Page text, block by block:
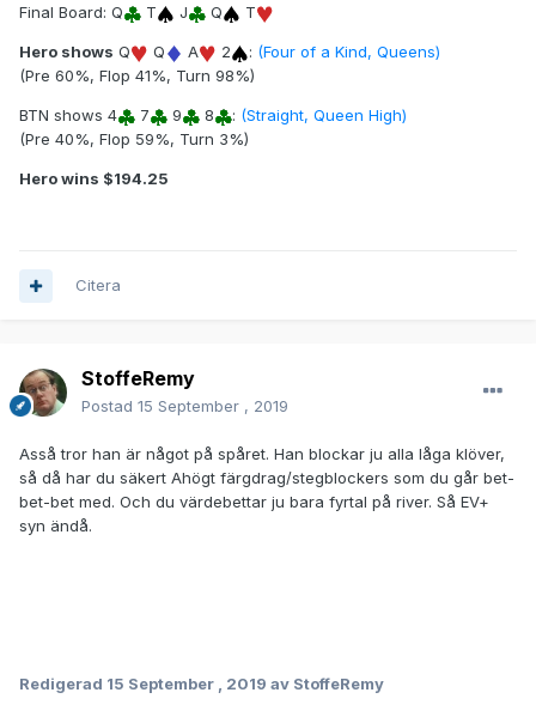
Final Board: Q
T J Q T
Hero shows Q Q A 2 : (Four of a Kind, Queens)
(Pre 60%, Flop 41%, Turn 98%)
BTN shows 4 7 9 8 : (Straight, Queen High)
(Pre 40%, Flop 59%, Turn 3%)
Hero wins $194.25
Citera
StoffeRemy
Postad 15 September , 2019
Asså tror han är något på spåret. Han blockar ju alla låga klöver,
så då har du säkert Ahögt färgdrag/stegblockers som du går bet-
bet-bet med. Och du värdebettar ju bara fyrtal på river. Så EV+
syn ändå.
Redigerad 15 September , 2019 av StoffeRemy